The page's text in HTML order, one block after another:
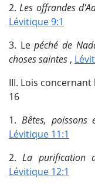
2.Les offrandes
Lévitique 9:1
3. Lepéché de
choses saintes ,
III. Lois
16
1. Bêtes, poissons
Lévitique 11:1
2.La purification
Lévitique 12:1